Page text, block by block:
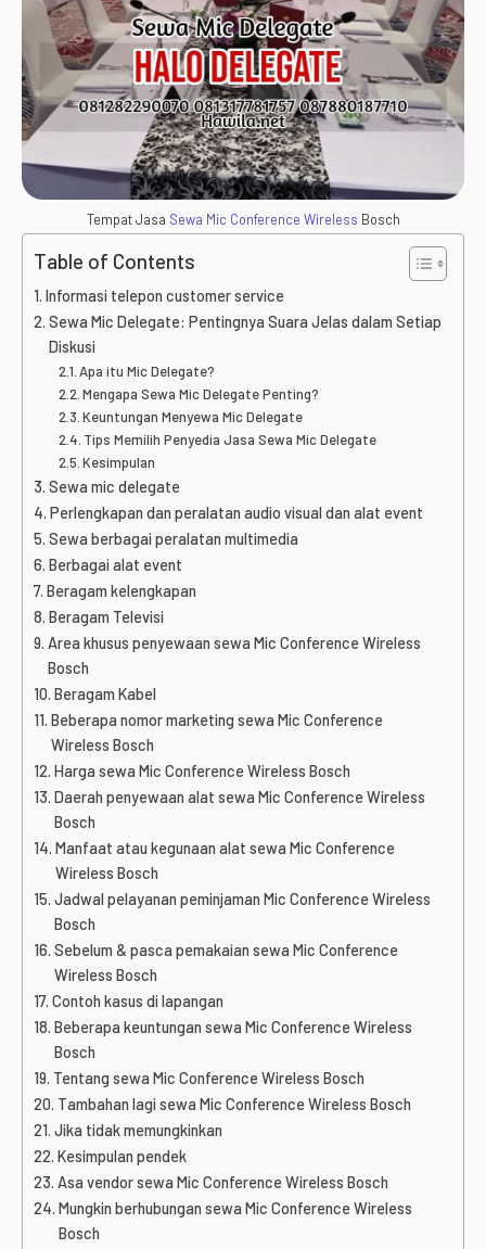
Tempat Jasa Sewa Mic Conference Wireless Bosch
Table of Contents
Informasi telepon customer service
Sewa Mic Delegate: Pentingnya Suara Jelas dalam Setiap
Diskusi
Apa itu Mic Delegate?
Mengapa Sewa Mic Delegate Penting?
Keuntungan Menyewa Mic Delegate
Tips Memilih Penyedia Jasa Sewa Mic Delegate
Kesimpulan
Sewa mic delegate
Perlengkapan dan peralatan audio visual dan alat event
Sewa berbagai peralatan multimedia
Berbagai alat event
Beragam kelengkapan
Beragam Televisi
Area khusus penyewaan sewa Mic Conference Wireless
Bosch
Beragam Kabel
Beberapa nomor marketing sewa Mic Conference
Wireless Bosch
Harga sewa Mic Conference Wireless Bosch
Daerah penyewaan alat sewa Mic Conference Wireless
Bosch
Manfaat atau kegunaan alat sewa Mic Conference
Wireless Bosch
Jadwal pelayanan peminjaman Mic Conference Wireless
Bosch
Sebelum & pasca pemakaian sewa Mic Conference
Wireless Bosch
Contoh kasus di lapangan
Beberapa keuntungan sewa Mic Conference Wireless
Bosch
Tentang sewa Mic Conference Wireless Bosch
Tambahan lagi sewa Mic Conference Wireless Bosch
Jika tidak memungkinkan
Kesimpulan pendek
Asa vendor sewa Mic Conference Wireless Bosch
Mungkin berhubungan sewa Mic Conference Wireless
Bosch